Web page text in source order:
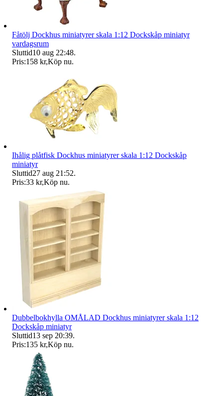
Fåtölj Dockhus miniatyrer skala 1:12 Dockskåp miniatyr
vardagsrum
Sluttid10 aug 22:48.
Pris:158 kr,Köp nu.
Ihålig plåtfisk Dockhus miniatyrer skala 1:12 Dockskåp
miniatyr
Sluttid27 aug 21:52.
Pris:33 kr,Köp nu.
Dubbelbokhylla OMÅLAD Dockhus miniatyrer skala 1:12
Dockskåp miniatyr
Sluttid13 sep 20:39.
Pris:135 kr,Köp nu.